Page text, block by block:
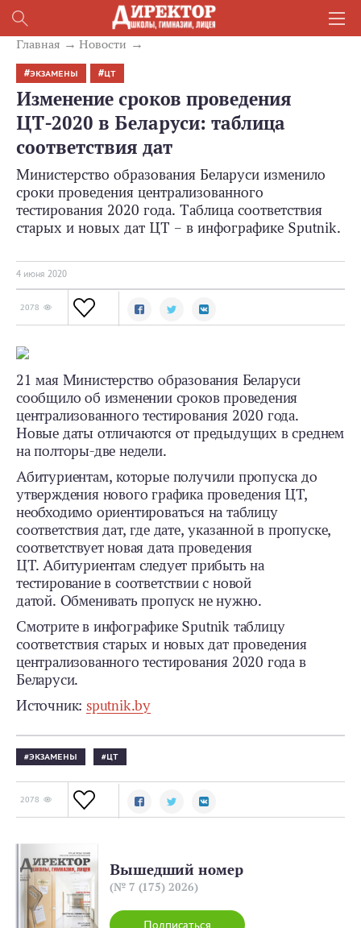
Главная Новости
ЭКЗАМЕНЫ ЦТ
Изменение сроков проведения
ЦТ-2020 в Беларуси: таблица
соответствия дат
Министерство образования Беларуси изменило
сроки проведения централизованного
тестирования 2020 года. Таблица соответствия
старых и новых дат ЦТ – в инфографике Sputnik.
4 июня 2020
2078
21 мая Министерство образования Беларуси
сообщило об изменении сроков проведения
централизованного тестирования 2020 года.
Новые даты отличаются от предыдущих в среднем
на полторы-две недели.
Абитуриентам, которые получили пропуска до
утверждения нового графика проведения ЦТ,
необходимо ориентироваться на таблицу
соответствия дат, где дате, указанной в пропуске,
соответствует новая дата проведения
ЦТ. Абитуриентам следует прибыть на
тестирование в соответствии с новой
датой. Обменивать пропуск не нужно.
Смотрите в инфографике Sputnik таблицу
соответствия старых и новых дат проведения
централизованного тестирования 2020 года в
Беларуси.
Источник:sputnik.by
ЭКЗАМЕНЫ ЦТ
2078
Подписаться
Вышедший номер
(№ 7 (175) 2026)